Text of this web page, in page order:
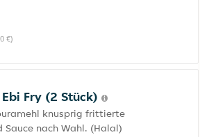
€)
Fry (2 Stück)
knusprig frittierte
Sauce nach Wahl. (Halal)